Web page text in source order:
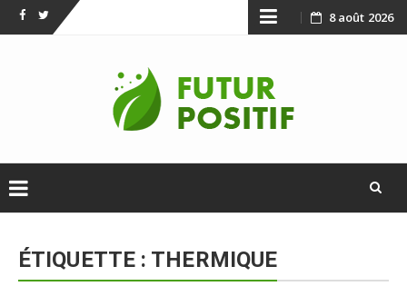
FacebookTwitter Skip
content
8 août 2026
contentÉTIQUETTE : THERMIQUE